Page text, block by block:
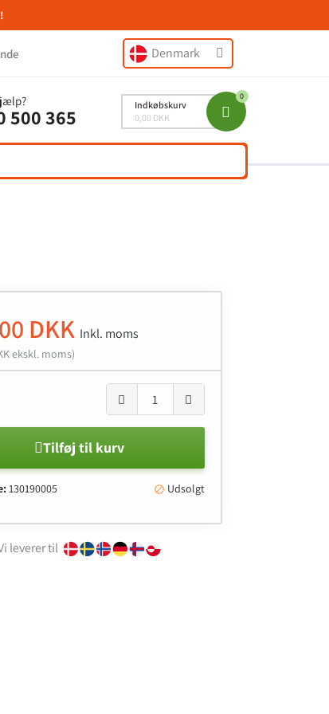
Denmark
500 365
Indkøbskurv
0,00 DKK
DKK Inkl. moms
ekskl. moms)
Tilføj til kurv
130190005  Udsolgt
leverer til